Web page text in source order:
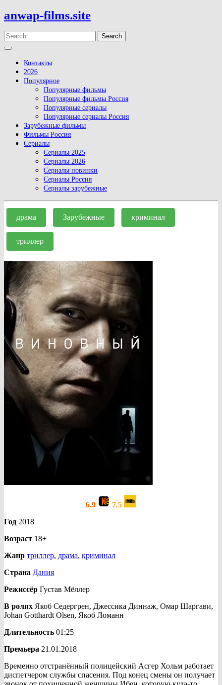
Skip
to
content
anwap-films.site
Search
Open
Button
Контакты
2026
Популярное
Популярные фильмы
Популярные фильмы Россия
Популярные сериалы
Популярные сериалы Россия
Зарубежные фильмы
Фильмы Россия
Сериалы
Сериалы 2025
Сериалы 2026
Сериалы новинки
Сериалы Россия
Сериалы зарубежные
Close
Button
драма Зарубежные криминал
триллер
6.9
7.5
Год 2018
Возраст 18+
Жанр триллер, драма, криминал
Страна Дания
Режиссёр Густав Мёллер
В ролях Якоб Седергрен, Джессика Диннаж, Омар Шаргави,
Johan Gotthardt Olsen, Якоб Ломанн
Длительность 01:25
Премьера 21.01.2018
Временно отстранённый полицейский Асгер Хольм работает
диспетчером службы спасения. Под конец смены он получает